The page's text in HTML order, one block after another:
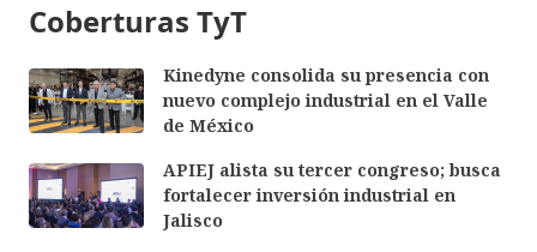
Coberturas TyT
Kinedyne consolida su presencia con
nuevo complejo industrial en el Valle
de México
APIEJ alista su tercer congreso; busca
fortalecer inversión industrial en
Jalisco